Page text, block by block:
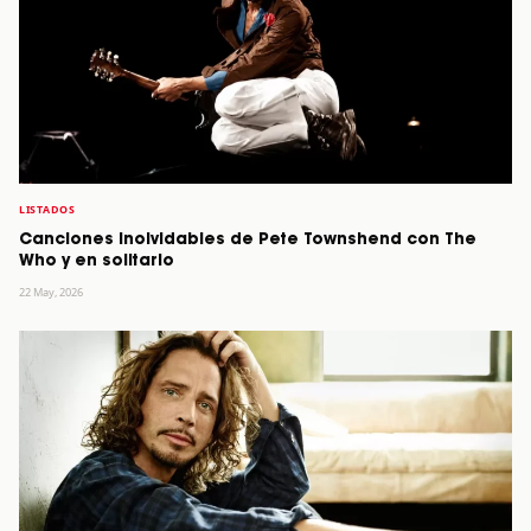
LISTADOS
Canciones inolvidables de Pete Townshend con The
Who y en solitario
22 May, 2026